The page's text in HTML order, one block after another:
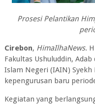
Prosesi Pelantikan
Cirebon, HimaIlhaNews.
Fakultas Ushuluddin,
Islam Negeri (IAIN)
kepengurusan baru
Kegiatan yang